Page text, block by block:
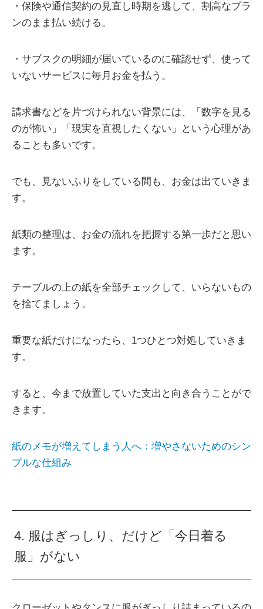
・保険や通信契約の見直し時期を逃して、割高なプラ
ンのまま払い続ける。
・サブスクの明細が届いているのに確認せず、使って
いないサービスに毎月お金を払う。
請求書などを片づけられない背景には、「数字を見る
のが怖い」「現実を直視したくない」という心理があ
ることも多いです。
でも、見ないふりをしている間も、お金は出ていきま
す。
紙類の整理は、お金の流れを把握する第一歩だと思い
ます。
テーブルの上の紙を全部チェックして、いらないもの
を捨てましょう。
重要な紙だけになったら、1つひとつ対処していきま
す。
すると、今まで放置していた支出と向き合うことがで
きます。
紙のメモが増えてしまう人へ：増やさないためのシン
プルな仕組み
4. 服はぎっしり、だけど「今日着る
服」がない